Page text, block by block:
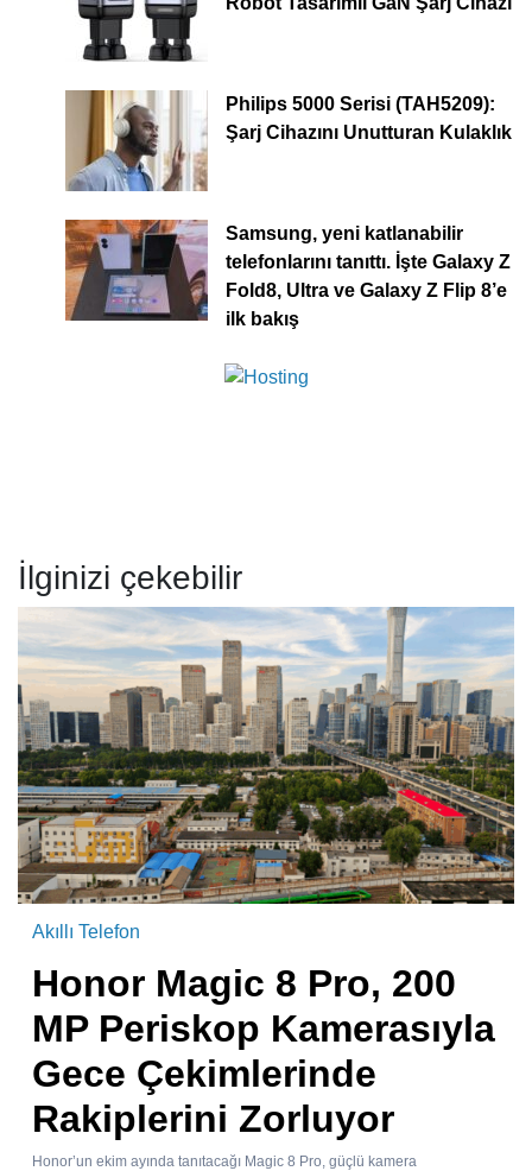
Philips 5000 Serisi (TAH5209):
Şarj Cihazını Unutturan Kulaklık
Samsung, yeni katlanabilir
telefonlarını tanıttı. İşte Galaxy Z
Fold8, Ultra ve Galaxy Z Flip 8’e
ilk bakış
İlginizi çekebilir
Akıllı Telefon
Honor Magic 8 Pro, 200
MP Periskop Kamerasıyla
Gece Çekimlerinde
Rakiplerini Zorluyor
Honor’un ekim ayında tanıtacağı Magic 8 Pro, güçlü kamera